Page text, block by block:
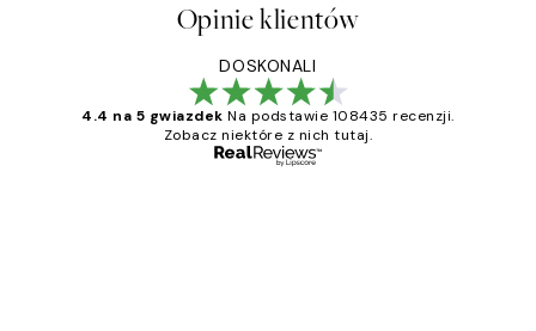
Opinie klientów
DOSKONALI
4.4 na 5 gwiazdek Na podstawie 108435 recenzji.
Zobacz niektóre z nich tutaj.